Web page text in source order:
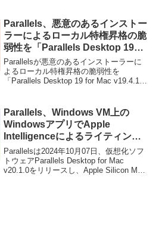
トとなる「Parallels Desktop 26 for Mac
v26.2.0」をリリースしたと発表していま
す。
Parallels、悪意のあるインストー
ラーによるローカル特権昇格の脆
弱性を「Parallels Desktop 19
for Mac v19.4.1」で修正。
Parallelsが悪意のあるインストーラーに
よるローカル特権昇格の脆弱性を
「Parallels Desktop 19 for Mac v19.4.1」
Parallels、Windows VM上の
WindowsアプリでApple
Intelligenceによるライティング
ツールをサポートした「Parallels
Desktop for Mac v20.1.0」をリ
リース。
Parallelsは2024年10月07日、仮想化ソフ
トウェアParallels Desktop for Mac
v20.1.0をリリースし、Apple Silicon Mac